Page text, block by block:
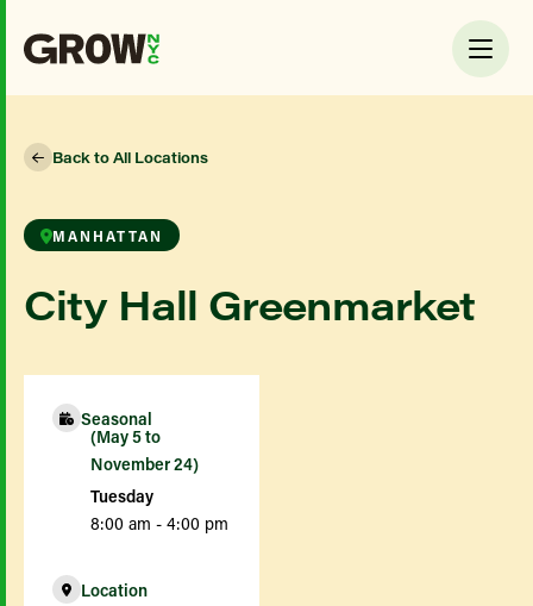
Back to All Locations
MANHATTAN
City Hall Greenmarket
Seasonal
(May 5 to
November 24)
Tuesday
8:00 am - 4:00 pm
Location